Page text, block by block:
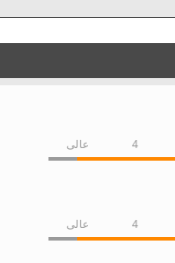
4 عالی
4 عالی